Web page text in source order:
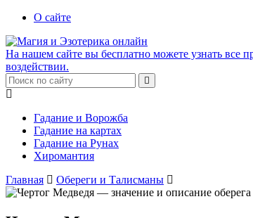
О сайте
На нашем сайте вы бесплатно можете узнать все
воздействии.
Гадание и Ворожба
Гадание на картах
Гадание на Рунах
Хиромантия
Главная
Обереги и Талисманы